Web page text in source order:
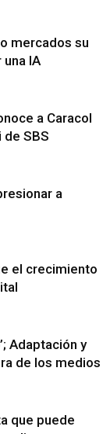
mercados su
IA
a Caracol
de SBS
a
el crecimiento
Adaptación y
de los medios
que puede